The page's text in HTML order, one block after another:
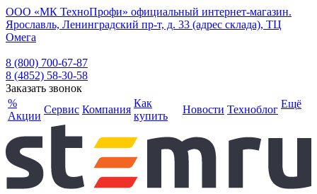
ООО «МК ТехноПрофи» официальный интернет-магазин.
Ярославль, Ленинградский пр-т, д. 33 (адрес склада), ТЦ
Омега
8 (800) 700-67-87
8 (4852) 58-30-58
Заказать звонок
%
Акции
Сервис Компания
Как
купить
Новости Техноблог Ещё